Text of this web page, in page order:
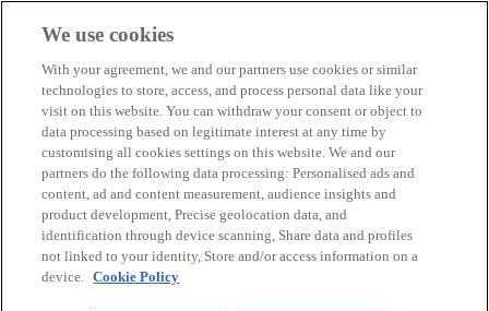
Biosphere Şirketlerini
Değerlendirmeyi nasıl yapıyoruz
Biz kimiz
TR
English
Español
Português
Français
Català
Deutsch
We use cookies
With your agreement, we and our partners use cookies or similar
technologies to store, access, and process personal data like your
visit on this website. You can withdraw your consent or object to
data processing based on legitimate interest at any time by
customising all cookies settings on this website. We and our
partners do the following data processing: Personalised ads and
content, ad and content measurement, audience insights and
product development, Precise geolocation data, and
identification through device scanning, Share data and profiles
not linked to your identity, Store and/or access information on a
device. Cookie Policy